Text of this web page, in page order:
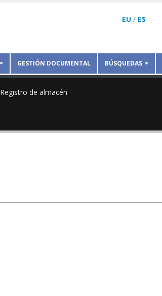
EU / ES
GESTIÓN DOCUMENTAL BÚSQUEDAS
Registro de almacén